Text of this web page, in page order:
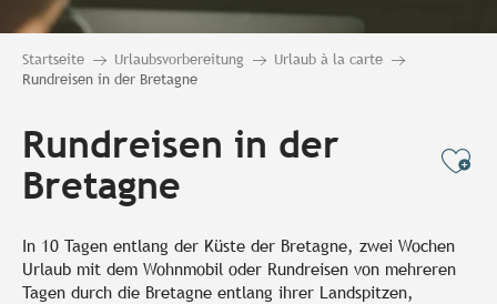
Startseite Urlaubsvorbereitung
Urlaub à la carte
Rundreisen in der Bretagne
Rundreisen in der
Bretagne
In 10 Tagen entlang der Küste der Bretagne, zwei Wochen
Urlaub mit dem Wohnmobil oder Rundreisen von mehreren
Tagen durch die Bretagne entlang ihrer Landspitzen,